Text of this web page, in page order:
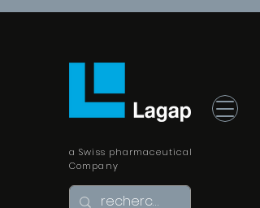
a Swiss pharmaceutical
Company